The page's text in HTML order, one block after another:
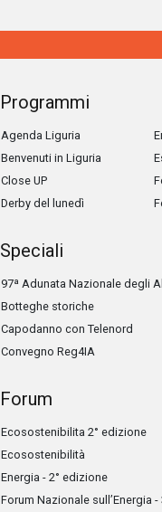
Programmi
Agenda Liguria
Benvenuti in Liguria
Close UP
Derby del lunedì
Speciali
97ª Adunata Nazionale degli
Botteghe storiche
Capodanno con Telenord
Convegno Reg4IA
Forum
Ecosostenibilita 2° edizione
Ecosostenibilità
Energia - 2° edizione
Forum Nazionale sull’Energia